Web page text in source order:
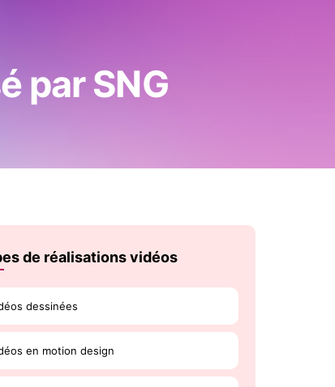
par SNG
de réalisations vidéos
dessinées
en motion design